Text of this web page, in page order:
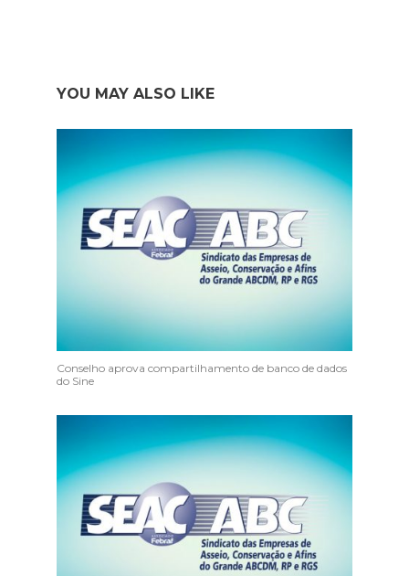
YOU MAY ALSO LIKE
Conselho aprova compartilhamento de banco de dados
do Sine